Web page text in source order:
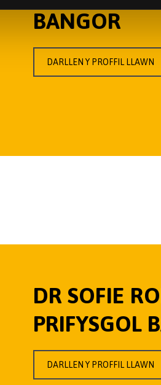
BANGOR
DARLLEN Y PROFFIL LLAWN
DR SOFIE
PRIFYSGOL
DARLLEN Y PROFFIL LLAWN